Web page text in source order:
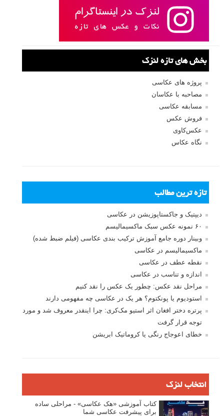
بخش های تازه لنزک
پروژه های عکاسی
مصاحبه با عکاسان
مسابقه عکاسی
فروش عکس
عکس‌کاوی
نگاه عکاس
تازه ترین مطالب
دیپتیک و جاکستا‌پوزیشن در عکاسی
۶۰ نمونه عکس سبک ماکسیمالیسم
وبینار دوره جامع آموزش ترکیب بندی عکاسی (فیلم ضبط شده)
ماکسیمالیسم در عکاسی
نقطه عطف در عکاسی
اندازه و تناسب در عکاسی
مراحل نقد عکس: چطور یک عکس را نقد کنیم
استودیوم یا پونکتوم؟ هر یک در عکاسی چه مفهومی دارند
پرتره دختر افغان اثر استیو مک‌کری: چرا اینقدر معروف شد و مورد
توجه قرار گرفت
خطای اعوجاج رنگی یا کروماتیک ابریشن
انتخاب لنزک
کتاب آموزشی «هک عکاسی» - مراحلی ساده
برای پیشرفت عکاسی شما